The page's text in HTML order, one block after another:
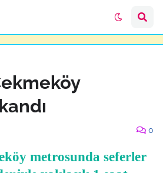
0
metrosunda seferler